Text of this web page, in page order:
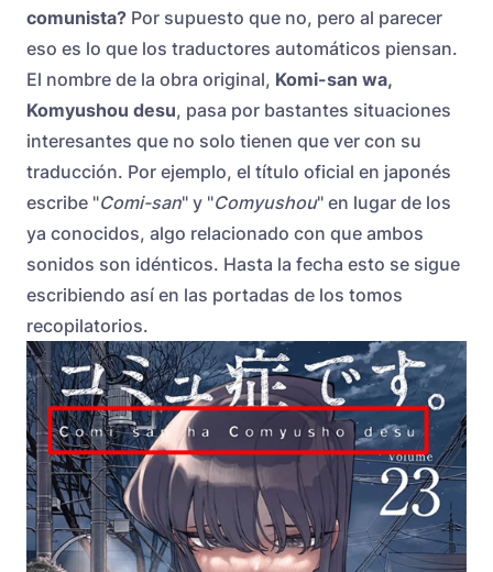
comunista? Por supuesto que no, pero al parecer
eso es lo que los traductores automáticos piensan.
El nombre de la obra original, Komi-san wa,
Komyushou desu, pasa por bastantes situaciones
interesantes que no solo tienen que ver con su
traducción. Por ejemplo, el título oficial en japonés
escribe "Comi-san" y "Comyushou" en lugar de los
ya conocidos, algo relacionado con que ambos
sonidos son idénticos. Hasta la fecha esto se sigue
escribiendo así en las portadas de los tomos
recopilatorios.